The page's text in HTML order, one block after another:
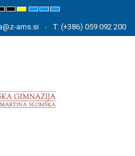
High
Black
White
High
Black
High
Yellow
Set
Font
Set
Font
Set
Font
ams.si T: (+386) 059 092 200